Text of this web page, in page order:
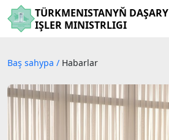
TÜRKMENISTANYŇ DAŞARY
IŞLER MINISTRLIGI
Baş sahypa / Habarlar